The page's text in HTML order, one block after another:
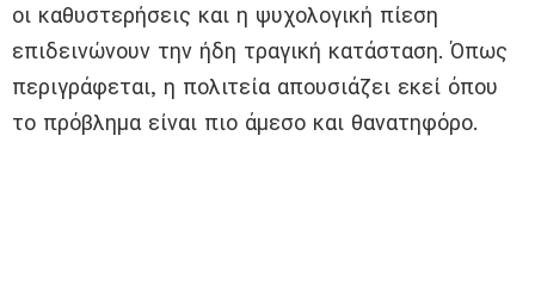
οι καθυστερήσεις και η ψυχολογική πίεση
επιδεινώνουν την ήδη τραγική κατάσταση. Όπως
περιγράφεται, η πολιτεία απουσιάζει εκεί όπου
το πρόβλημα είναι πιο άμεσο και θανατηφόρο.